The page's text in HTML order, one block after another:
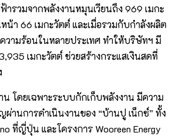
ารวมจากพลังงานหมุนเวียนถึง 969 เมกะ
า 66 เมกะวัตต์ และเมื่อรวมกับกำลังผลิต
วามร้อนในหลายประเทศ ทำให้บริษัทฯ มี
เมกะวัตต์ ช่วยสร้างกระแสเงินสดที่
น โดยเฉพาะระบบกักเก็บพลังงาน มีความ
านการดำเนินงานของ “บ้านปู เน็กซ์” ทั้ง
ที่ญี่ปุ่น และโครงการ Wooreen Energy